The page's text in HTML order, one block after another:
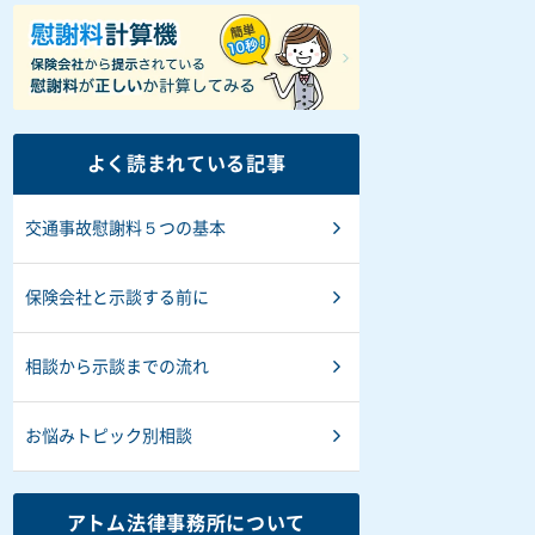
よく読まれている記事
交通事故慰謝料５つの基本
保険会社と示談する前に
相談から示談までの流れ
お悩みトピック別相談
アトム法律事務所について